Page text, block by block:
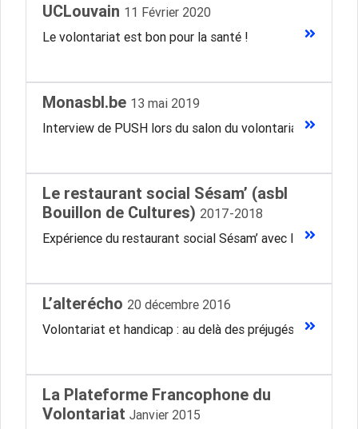
UCLouvain 11 Février 2020
Le volontariat est bon pour la santé !
Monasbl.be 13 mai 2019
Interview de PUSH lors du salon du volontariat de
Le restaurant social Sésam’ (asbl
Bouillon de Cultures) 2017-2018
Expérience du restaurant social Sésam’ avec l’une de
L’alterécho 20 décembre 2016
Volontariat et handicap : au delà des préjugés
La Plateforme Francophone du
Volontariat Janvier 2015